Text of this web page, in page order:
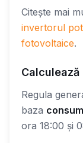
Citește mai
invertorul
fotovoltaice.
Regula
baza
ora 18:00 și